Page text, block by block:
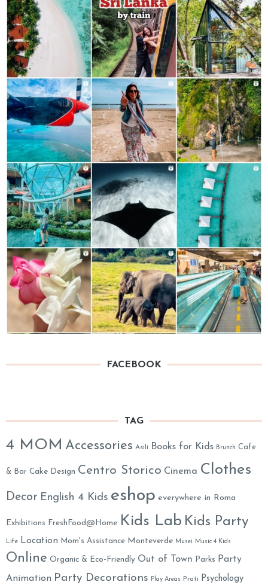
FACEBOOK
TAG
4 MOM Accessories Asili Books for Kids Brunch Cafe
& Bar Cake Design Centro Storico Cinema Clothes
Decor English 4 Kids eshop everywhere in Roma
Exhibitions FreshFood@Home Kids Lab Kids Party
Life Location Mom's Assistance Monteverde Musei Music 4 Kids
Online Organic & Eco-Friendly Out of Town Parks
Party
Animation Party Decorations Play Areas Prati Psychology